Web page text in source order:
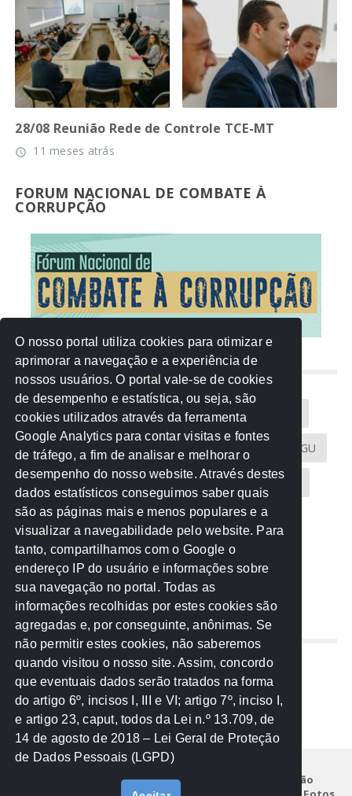
28/08 Reunião Rede de Controle TCE-MT
access_time 11 meses atrás
FORUM NACIONAL DE COMBATE À
CORRUPÇÃO
NUVEM DE TAGS
Acontece na Rede AGU AMM
Atricon Audicom CAU-MT CGU
CREA-MT Eventos MPC-MT MPE-MT
MPF Notícias PF PGE-MT PGR
Receita Federal Sem categoria
TCE-MT TCU TRE
REDE NOS ESTADOS
Mato Grosso do Sul
Paraná
Nacional
Institucional
Legislação
O nosso portal utiliza cookies para otimizar e
aprimorar a navegação e a experiência de
nossos usuários. O portal vale-se de cookies
de desempenho e estatística, ou seja, são
cookies utilizados através da ferramenta
Google Analytics para contar visitas e fontes
de tráfego, a fim de analisar e melhorar o
desempenho do nosso website. Através destes
dados estatísticos conseguimos saber quais
são as páginas mais e menos populares e a
visualizar a navegabilidade pelo website. Para
tanto, compartilhamos com o Google o
endereço IP do usuário e informações sobre
sua navegação no portal. Todas as
informações recolhidas por estes cookies são
agregadas e, por conseguinte, anônimas. Se
não permitir estes cookies, não saberemos
quando visitou o nosso site. Assim, concordo
que eventuais dados serão tratados na forma
do artigo 6º, incisos I, III e VI; artigo 7º, inciso I,
e artigo 23, caput, todos da Lei n.º 13.709, de
14 de agosto de 2018 – Lei Geral de Proteção
de Dados Pessoais (LGPD)